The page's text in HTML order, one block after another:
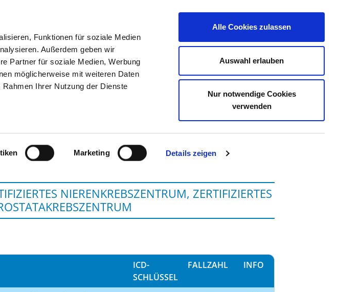
Funktionen für soziale Medien
Außerdem geben wir
Partner für soziale Medien, Werbung
möglicherweise mit weiteren Daten
Ihrer Nutzung der Dienste
Marketing Details zeigen
Alle Cookies zulassen
Auswahl erlauben
Nur notwendige Cookies
verwenden
& HILFE DAS DKV STELLENBÖRSE KONTAKT IHRE MEINUNG
NIERENKREBSZENTRUM, ZERTIFIZIERTES
ICD-
SCHLÜSSEL
FALLZAHL INFO